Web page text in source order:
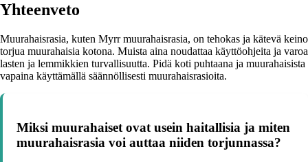
Yhteenveto
Muurahaisrasia, kuten Myrr muurahaisrasia, on tehokas ja kätevä keino
torjua muurahaisia kotona. Muista aina noudattaa käyttöohjeita ja varoa
lasten ja lemmikkien turvallisuutta. Pidä koti puhtaana ja muurahaisista
vapaina käyttämällä säännöllisesti muurahaisrasioita.
Miksi muurahaiset ovat usein haitallisia ja miten
muurahaisrasia voi auttaa niiden torjunnassa?